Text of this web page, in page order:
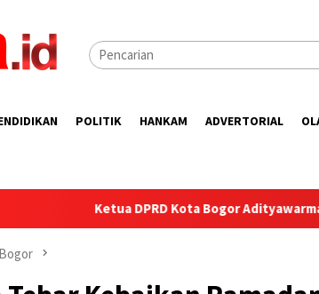
POLITIK HANKAM ADVERTORIAL
DPRD Kota Bogor Adityawarman Adil Ajak